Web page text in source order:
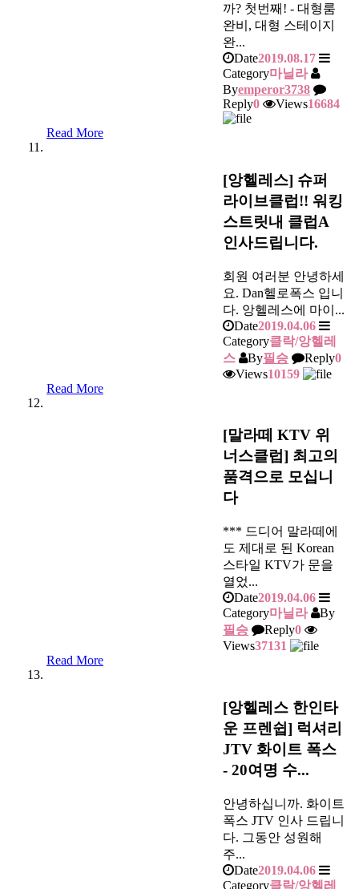
까? 첫번째! - 대형룸
완비, 대형 스테이지
완...
Date2019.08.17
Category마닐라
Byemperor3738
Reply0 Views16684
Read More
[앙헬레스] 슈퍼
라이브클럽!! 워킹
스트릿내 클럽A
인사드립니다.
회원 여러분 안녕하세
요. Dan헬로폭스 입니
다. 앙헬레스에 마이...
Date2019.04.06
Category클락/앙헬레
스
By필승 Reply0
Views10159
Read More
[말라떼 KTV 위
너스클럽] 최고의
품격으로 모십니
다
*** 드디어 말라떼에
도 제대로 된 Korean
스타일 KTV가 문을
열었...
Date2019.04.06
Category마닐라
By
필승
Reply0
Views37131
Read More
[앙헬레스 한인타
운 프렌쉽] 럭셔리
JTV 화이트 폭스
- 20여명 수...
안녕하십니까. 화이트
폭스 JTV 인사 드립니
다. 그동안 성원해
주...
Date2019.04.06
Category클락/앙헬레